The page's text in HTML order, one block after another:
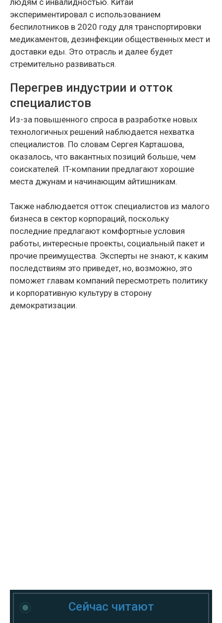
людям с инвалидностью. Китай
экспериментировал с использованием
беспилотников в 2020 году для транспортировки
медикаментов, дезинфекции общественных мест и
доставки еды. Это отрасль и далее будет
стремительно развиваться.
Перегрев индустрии и отток
специалистов
Из-за повышенного спроса в разработке новых
технологичных решений наблюдается нехватка
специалистов. По словам Сергея Карташова,
оказалось, что вакантных позиций больше, чем
соискателей. IT-компании предлагают хорошие
места джунам и начинающим айтишникам.
Также наблюдается отток специалистов из малого
бизнеса в сектор корпораций, поскольку
последние предлагают комфортные условия
работы, интересные проекты, социальный пакет и
прочие преимущества. Эксперты не знают, к каким
последствиям это приведет, но, возможно, это
поможет главам компаний пересмотреть политику
и корпоративную культуру в сторону
демократизации.
Сейчас читают